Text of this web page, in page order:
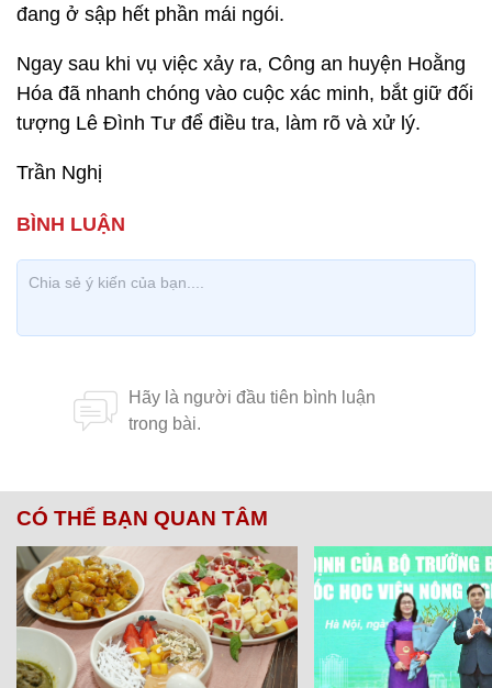
đang ở sập hết phần mái ngói.
Ngay sau khi vụ việc xảy ra, Công an huyện Hoằng
Hóa đã nhanh chóng vào cuộc xác minh, bắt giữ đối
tượng Lê Đình Tư để điều tra, làm rõ và xử lý.
Trần Nghị
CÓ THỂ BẠN QUAN TÂM